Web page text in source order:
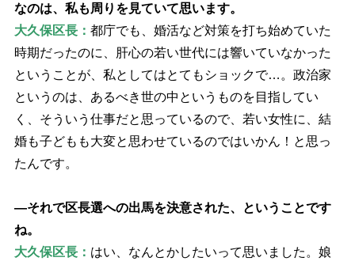
なのは、私も周りを見ていて思います。
大久保区長： 都庁でも、婚活など対策を打ち始めていた
時期だったのに、肝心の若い世代には響いていなかった
ということが、私としてはとてもショックで…。政治家
というのは、あるべき世の中というものを目指してい
く、そういう仕事だと思っているので、若い女性に、結
婚も子どもも大変と思わせているのではいかん！と思っ
たんです。
―それで区長選への出馬を決意された、ということです
ね。
大久保区長： はい、なんとかしたいって思いました。娘